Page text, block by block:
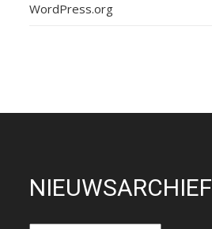
WordPress.org
NIEUWSARCHIEF